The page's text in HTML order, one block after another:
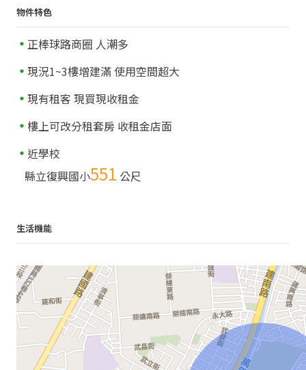
物件特色
正棒球路商圈 人潮多
現況1~3樓增建滿 使用空間超大
現有租客 現買現收租金
樓上可改分租套房 收租金店面
近學校
縣立復興國小551 公尺
生活機能